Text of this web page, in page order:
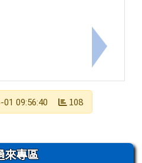
114學年度客家語文「教學精進
下一筆：
01 09:56:40 108
來專區